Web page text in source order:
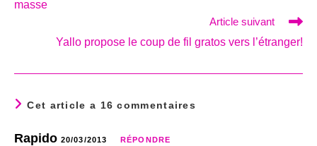
masse
Article suivant
Yallo propose le coup de fil gratos vers l’étranger!
Cet article a 16 commentaires
Rapido 20/03/2013 RÉPONDRE